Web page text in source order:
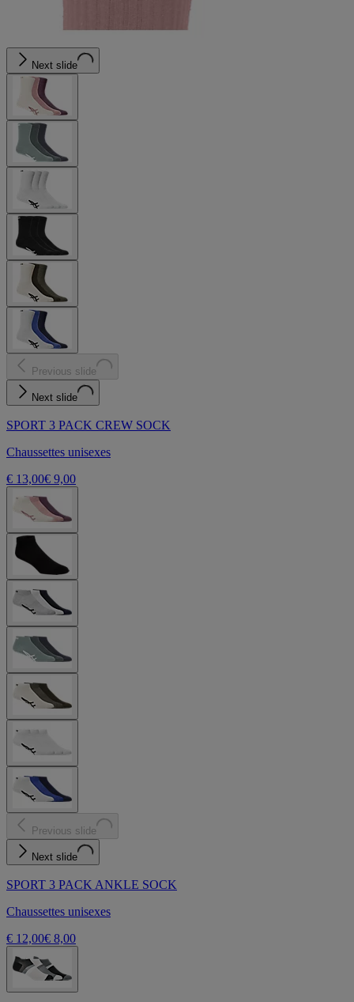
Next slide
Previous slide
Next slide
SPORT 3 PACK CREW SOCK
Chaussettes unisexes
€ 13,00€ 9,00
Previous slide
Next slide
SPORT 3 PACK ANKLE SOCK
Chaussettes unisexes
€ 12,00€ 8,00